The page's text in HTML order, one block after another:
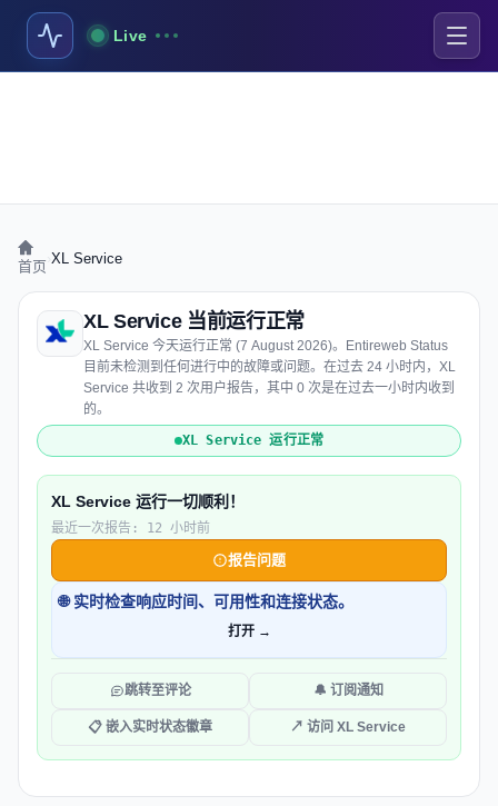
Live
首页 XL Service
XL Service 当前运行正常
XL Service 今天运行正常 (7 August 2026)。Entireweb Status
目前未检测到任何进行中的故障或问题。在过去 24 小时内，XL
Service 共收到 2 次用户报告，其中 0 次是在过去一小时内收到
的。
XL Service 运行正常
XL Service 运行一切顺利！
最近一次报告: 12 小时前
报告问题
🌐 实时检查响应时间、可用性和连接状态。
打开 →
跳转至评论 🔔 订阅通知
📋 嵌入实时状态徽章 ↗ 访问 XL Service